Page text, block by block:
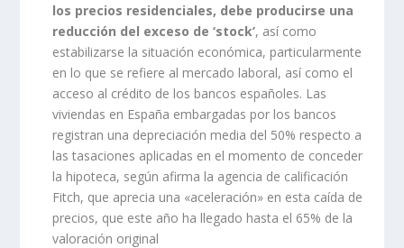
los precios residenciales, debe producirse una
reducción del exceso de ‘stock’, así como
estabilizarse la situación económica, particularmente
en lo que se refiere al mercado laboral, así como el
acceso al crédito de los bancos españoles. Las
viviendas en España embargadas por los bancos
registran una depreciación media del 50% respecto a
las tasaciones aplicadas en el momento de conceder
la hipoteca, según afirma la agencia de calificación
Fitch, que aprecia una «aceleración» en esta caída de
precios, que este año ha llegado hasta el 65% de la
valoración original